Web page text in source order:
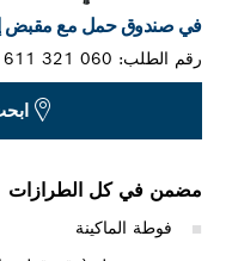
في صندوق حمل مع مقبض
رقم الطلب:0 611 321 060
مضمن في كل الطرازات
فوطة الماكينة